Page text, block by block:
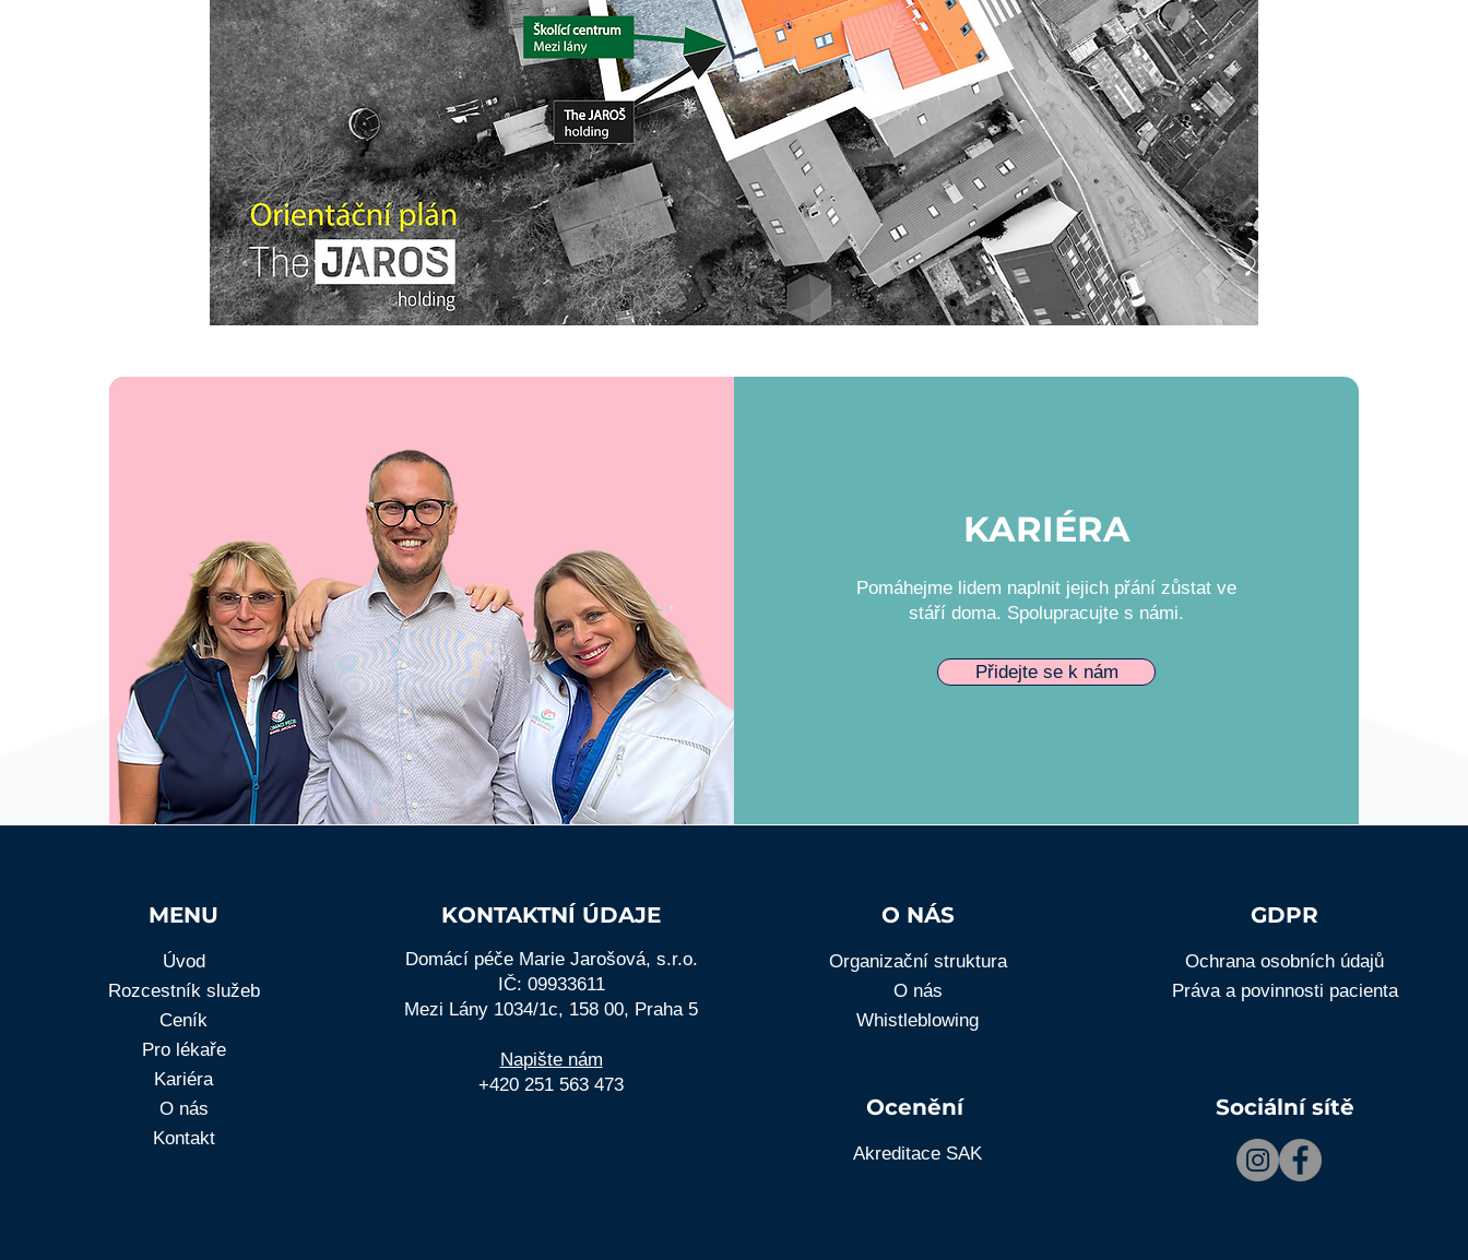
KARIÉRA
Pomáhejme lidem naplnit jejich přání zůstat ve
stáří doma. Spolupracujte s námi.
Přidejte se k nám
MENU
Úvod
Rozcestník služeb
Ceník
Pro lékaře
Kariéra
O nás
Kontakt
KONTAKTNÍ ÚDAJE
Domácí péče Marie Jarošová, s.r.o.
IČ: 09933611
Mezi Lány 1034/1c, 158 00, Praha 5
Napište nám
+420 251 563 473
O NÁS
Organizační struktura
O nás
Whistleblowing
Ocenění
Akreditace SAK
GDPR
Ochrana osobních údajů
Práva a povinnosti pacienta
Sociální sítě